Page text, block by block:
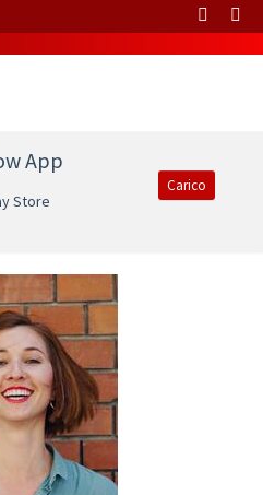
App
Store
Carico